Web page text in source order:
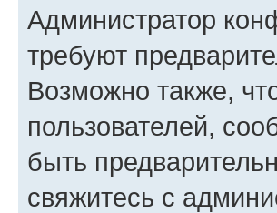
Администратор
требуют
Возможно также,
пользователей,
быть
свяжитесь с